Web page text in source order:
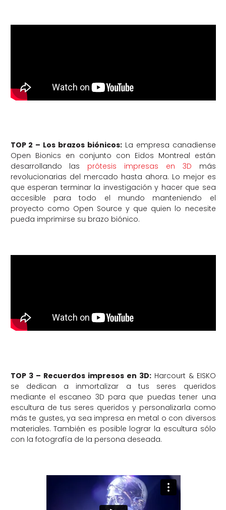
TOP 2 – Los brazos biónicos:La empresa canadiense
Open Bionics en conjunto con Eidos Montreal están
desarrollando las prótesis impresas en 3D más
revolucionarias del mercado hasta ahora. Lo mejor es
que esperan terminar la investigación y hacer que sea
accesible para todo el mundo manteniendo el
proyecto como Open Source y que quien lo necesite
pueda imprimirse su brazo biónico.
TOP 3 – Recuerdos impresos en 3D:Harcourt & EISKO
se dedican a inmortalizar a tus seres queridos
mediante el escaneo 3D para que puedas tener una
escultura de tus seres queridos y personalizarla como
más te gustes, ya sea impresa en metal o con diversos
materiales. También es posible lograr la escultura sólo
con la fotografía de la persona deseada.